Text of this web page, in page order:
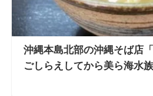
沖縄本島北部の沖縄そば店
ごしらえしてから美ら海水